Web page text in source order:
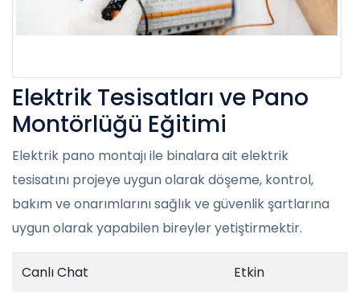
Elektrik Tesisatları ve Pano
Montörlüğü Eğitimi
Elektrik pano montajı ile binalara ait elektrik
tesisatını projeye uygun olarak döşeme, kontrol,
bakım ve onarımlarını sağlık ve güvenlik şartlarına
uygun olarak yapabilen bireyler yetiştirmektir.
Canlı Chat Etkin